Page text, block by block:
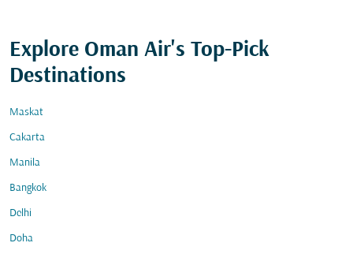
Explore Oman Air's Top-Pick
Destinations
Maskat
Cakarta
Manila
Bangkok
Delhi
Doha